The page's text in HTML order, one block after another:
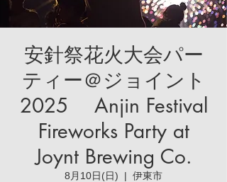
安針祭花火大会パー
ティー＠ジョイント
2025 Anjin Festival
Fireworks Party at
Joynt Brewing Co.
8月10日(日)
  |
伊東市